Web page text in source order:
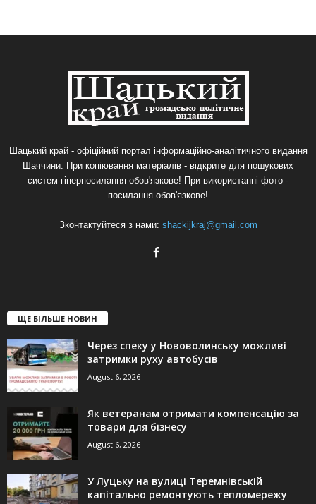
Шацький край - офіційний портал інформаційно-аналітичного видання
Шаччини. При копіювання матеріалів - відкрите для пошукових
систем гіперпосилання обов'язкове! При використанні фото -
посилання обов'язкове!
Зконтактуйтеся з нами: shackijkraj@gmail.com
ЩЕ БІЛЬШЕ НОВИН
Через спеку у Нововолинську можливі
затримки руху автобусів
August 6, 2026
Як ветеранам отримати компенсацію за
товари для бізнесу
August 6, 2026
У Луцьку на вулиці Теремнівській
капітально ремонтують тепломережу